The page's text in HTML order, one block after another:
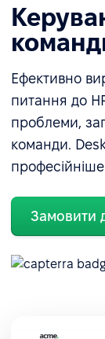
Ефективно
питання до
проблеми,
команди.
Замовити